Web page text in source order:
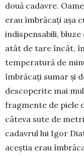
două cadavre.
erau îmbrăcaţi aşa
indispensabili,
atât de tare în­cât,
temperatură de
îmbrăcaţi su­mar şi
descoperite mai
fragmente de piele
câ­teva sute de
cadavrul lui Igor
aceştia erau